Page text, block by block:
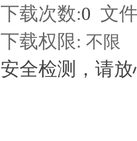
下载次数:0 文
下载权限: 不限
安全检测，请